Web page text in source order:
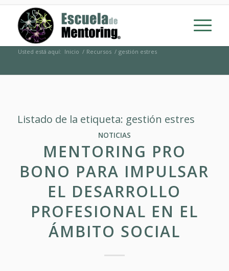
Usted está aquí: Inicio / Recursos / gestión estres
Listado de la etiqueta: gestión estres
NOTICIAS
MENTORING PRO
BONO PARA IMPULSAR
EL DESARROLLO
PROFESIONAL EN EL
ÁMBITO SOCIAL